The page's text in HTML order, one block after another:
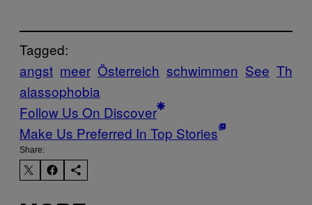
Tagged:
angst meer Österreich schwimmen See Th
alassophobia
Follow Us On Discover
Make Us Preferred In Top Stories
Share: